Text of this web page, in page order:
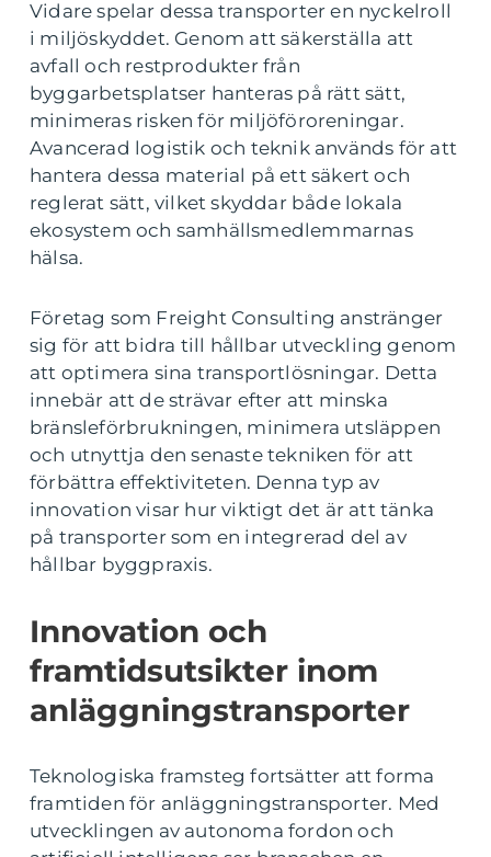
Vidare spelar dessa transporter en nyckelroll
i miljöskyddet. Genom att säkerställa att
avfall och restprodukter från
byggarbetsplatser hanteras på rätt sätt,
minimeras risken för miljöföroreningar.
Avancerad logistik och teknik används för att
hantera dessa material på ett säkert och
reglerat sätt, vilket skyddar både lokala
ekosystem och samhällsmedlemmarnas
hälsa.
Företag som Freight Consulting anstränger
sig för att bidra till hållbar utveckling genom
att optimera sina transportlösningar. Detta
innebär att de strävar efter att minska
bränsleförbrukningen, minimera utsläppen
och utnyttja den senaste tekniken för att
förbättra effektiviteten. Denna typ av
innovation visar hur viktigt det är att tänka
på transporter som en integrerad del av
hållbar byggpraxis.
Innovation och
framtidsutsikter inom
anläggningstransporter
Teknologiska framsteg fortsätter att forma
framtiden för anläggningstransporter. Med
utvecklingen av autonoma fordon och